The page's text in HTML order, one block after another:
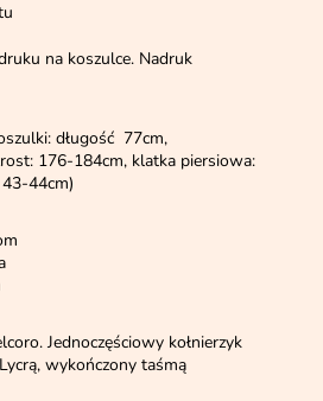
na koszulce. Nadruk
długość 77cm,
176-184cm, klatka piersiowa:
44cm)
Jednoczęściowy kołnierzyk
wykończony taśmą